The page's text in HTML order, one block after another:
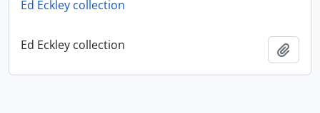
Ed Eckley collection
Ed Eckley collection